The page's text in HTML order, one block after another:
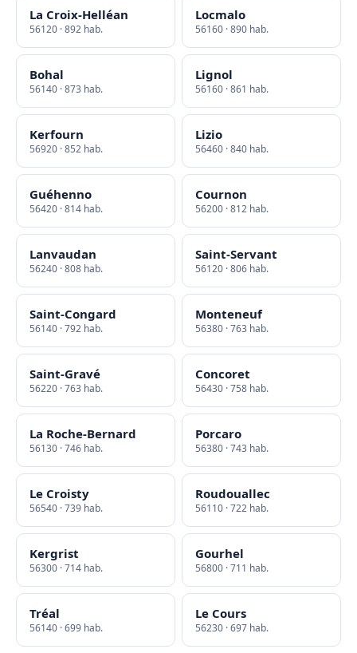
La Croix-Helléan
56120 · 892 hab.
Locmalo
56160 · 890 hab.
Bohal
56140 · 873 hab.
Lignol
56160 · 861 hab.
Kerfourn
56920 · 852 hab.
Lizio
56460 · 840 hab.
Guéhenno
56420 · 814 hab.
Cournon
56200 · 812 hab.
Lanvaudan
56240 · 808 hab.
Saint-Servant
56120 · 806 hab.
Saint-Congard
56140 · 792 hab.
Monteneuf
56380 · 763 hab.
Saint-Gravé
56220 · 763 hab.
Concoret
56430 · 758 hab.
La Roche-Bernard
56130 · 746 hab.
Porcaro
56380 · 743 hab.
Le Croisty
56540 · 739 hab.
Roudouallec
56110 · 722 hab.
Kergrist
56300 · 714 hab.
Gourhel
56800 · 711 hab.
Tréal
56140 · 699 hab.
Le Cours
56230 · 697 hab.